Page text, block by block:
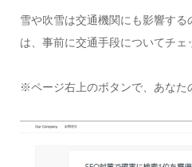
雪や吹雪は交通機関にも影響する
は、事前に交通手段についてチェ
※ページ右上のボタンで、あなた